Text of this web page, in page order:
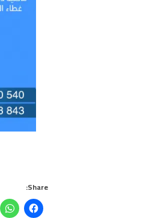
Share: